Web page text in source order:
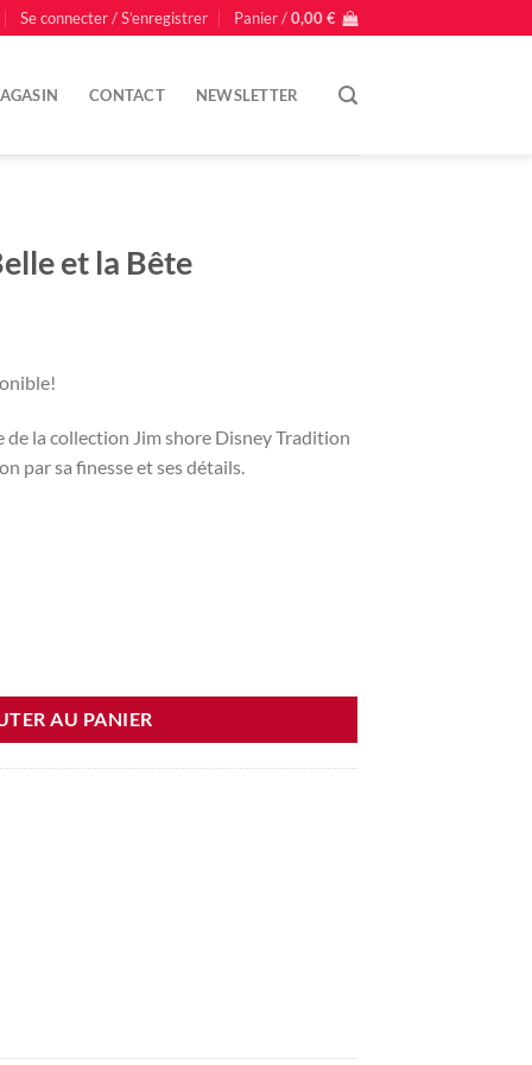
Se connecter / S’enregistrer Panier /0,00€
CONTACT NEWSLETTER
et la Bête
la collection Jim shore Disney Tradition
par sa finesse et ses détails.
AU PANIER